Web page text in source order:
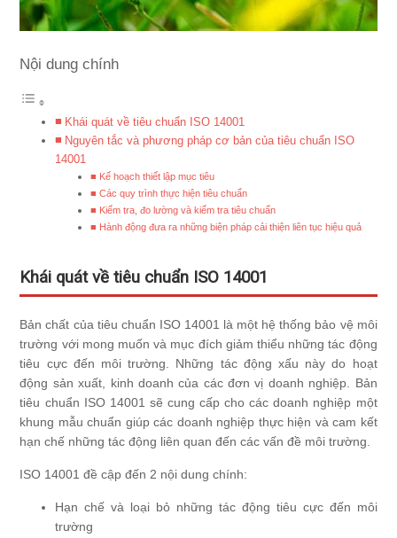
Nội dung chính
Khái quát về tiêu chuẩn ISO 14001
Nguyên tắc và phương pháp cơ bản của tiêu chuẩn ISO
14001
Kế hoạch thiết lập mục tiêu
Các quy trình thực hiện tiêu chuẩn
Kiểm tra, đo lường và kiểm tra tiêu chuẩn
Hành động đưa ra những biện pháp cải thiện liên tục hiệu quả
Khái quát về tiêu chuẩn ISO 14001
Bản chất của tiêu chuẩn ISO 14001 là một hệ thống bảo vệ môi
trường với mong muốn và mục đích giảm thiểu những tác động
tiêu cực đến môi trường. Những tác động xấu này do hoạt
động sản xuất, kinh doanh của các đơn vị doanh nghiệp. Bản
tiêu chuẩn ISO 14001 sẽ cung cấp cho các doanh nghiệp một
khung mẫu chuẩn giúp các doanh nghiệp thực hiện và cam kết
hạn chế những tác động liên quan đến các vấn đề môi trường.
ISO 14001 đề cập đến 2 nội dung chính:
Hạn chế và loại bỏ những tác động tiêu cực đến môi
trường